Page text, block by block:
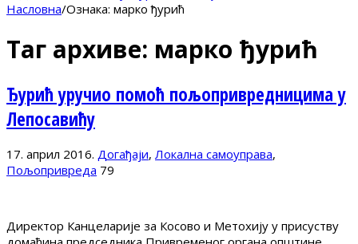
Насловна/Ознака: марко ђурић
Таг архиве: марко ђурић
Ђурић уручио помоћ пољопривредницима у
Лепосавићу
17. април 2016. Догађаји, Локална самоуправа,
Пољопривреда 79
Директор Канцеларије за Косово и Метохију у присуству